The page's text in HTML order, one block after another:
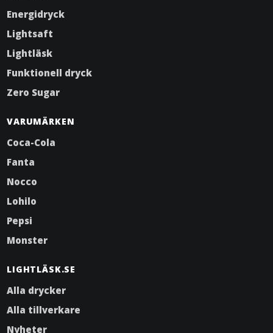
Energidryck
Lightsaft
Lightläsk
Funktionell dryck
Zero Sugar
VARUMÄRKEN
Coca-Cola
Fanta
Nocco
Lohilo
Pepsi
Monster
LIGHTLÄSK.SE
Alla drycker
Alla tillverkare
Nyheter